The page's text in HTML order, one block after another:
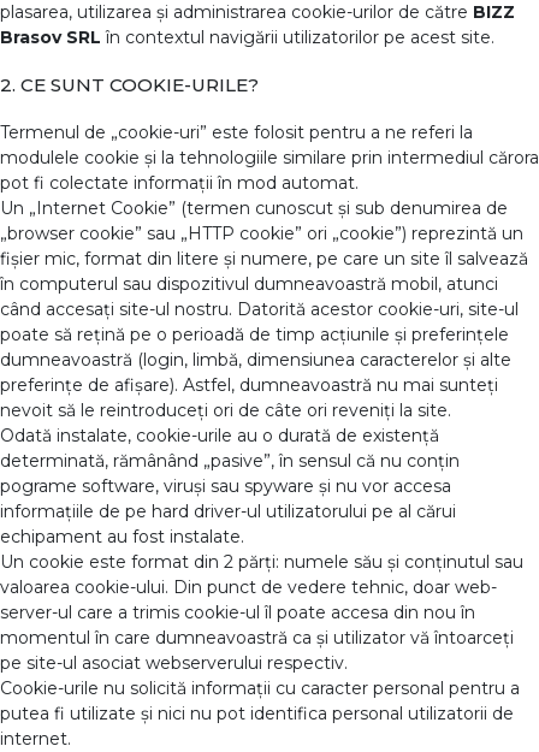
plasarea, utilizarea și administrarea cookie-urilor de către BIZZ
Brasov SRL în contextul navigării utilizatorilor pe acest site.
2. CE SUNT COOKIE-URILE?
Termenul de „cookie-uri” este folosit pentru a ne referi la
modulele cookie și la tehnologiile similare prin intermediul cărora
pot fi colectate informații în mod automat.
Un „Internet Cookie” (termen cunoscut și sub denumirea de
„browser cookie” sau „HTTP cookie” ori „cookie”) reprezintă un
fișier mic, format din litere și numere, pe care un site îl salvează
în computerul sau dispozitivul dumneavoastră mobil, atunci
când accesați site-ul nostru. Datorită acestor cookie-uri, site-ul
poate să rețină pe o perioadă de timp acțiunile și preferințele
dumneavoastră (login, limbă, dimensiunea caracterelor și alte
preferințe de afișare). Astfel, dumneavoastră nu mai sunteți
nevoit să le reintroduceți ori de câte ori reveniți la site.
Odată instalate, cookie-urile au o durată de existență
determinată, rămânând „pasive”, în sensul că nu conțin
pograme software, viruși sau spyware și nu vor accesa
informațiile de pe hard driver-ul utilizatorului pe al cărui
echipament au fost instalate.
Un cookie este format din 2 părți: numele său și conținutul sau
valoarea cookie-ului. Din punct de vedere tehnic, doar web-
server-ul care a trimis cookie-ul îl poate accesa din nou în
momentul în care dumneavoastră ca și utilizator vă întoarceți
pe site-ul asociat webserverului respectiv.
Cookie-urile nu solicită informații cu caracter personal pentru a
putea fi utilizate și nici nu pot identifica personal utilizatorii de
internet.